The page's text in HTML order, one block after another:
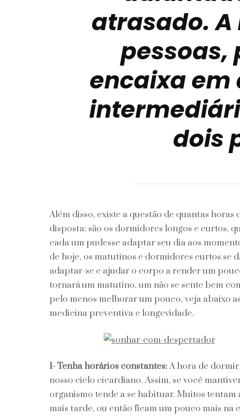
atrasado.
pessoas,
encaixa
dois
Além disso, existe a questão de quantas
disposta: são os dormidores longos e curtos,
cada um pudesse adaptar seu dia aos
de hoje, os matutinos e dormidores curtos se
adaptar-se e ajudar o corpo a render um
tornará um matutino, um não se sente bem
pelo menos melhorar um pouco, veja abaixo
medicina preventiva e longevidade.
1- Tenha horários constantes:A hora de
nosso ciclo cicardiano. Assim, se você
organismo tende a se habituar. Muitos
mais tarde, ou então ficam um pouco mais na